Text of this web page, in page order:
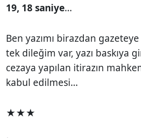
19, 18 saniye...
Ben yazımı birazdan
tek dileğim var, yazı baskıya
cezaya yapılan itirazın
kabul edilmesi...
★★★